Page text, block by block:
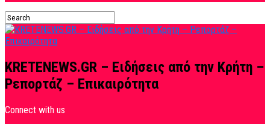
KRETENEWS.GR – Ειδήσεις από την Κρήτη –
Ρεπορτάζ – Επικαιρότητα
Connect with us